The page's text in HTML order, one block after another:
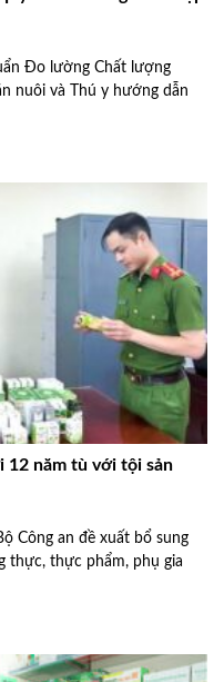
Đo lường Chất lượng
nuôi và Thú y hướng dẫn
12 năm tù với tội sản
Công an đề xuất bổ sung
thực, thực phẩm, phụ gia